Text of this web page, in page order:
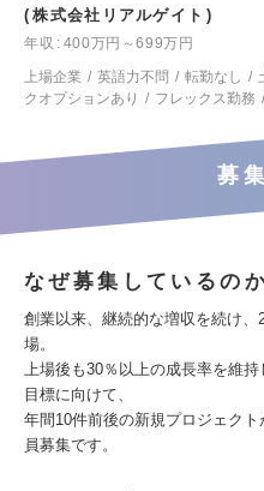
株式会社リアルゲイト
年収
400万円～699万円
上場企業
英語力不問 転勤なし
クオプションあり
フレックス勤務
募
なぜ募集しているの
創業以来、継続的な増収を続け
場。
上場後も30％以上の成長率を維
目標に向けて、
年間10件前後の新規プロジェク
員募集です。